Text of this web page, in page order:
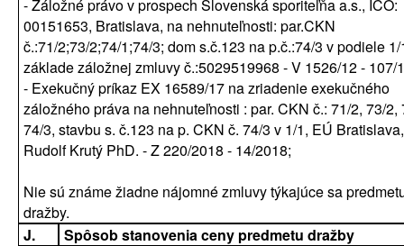
- Záložné právo v prospech Slovenská sporiteľňa a.s., IČO:
00151653, Bratislava, na nehnuteľnosti: par.CKN
č.:71/2;73/2;74/1;74/3; dom s.č.123 na p.č.:74/3 v podiele
základe záložnej zmluvy č.:5029519968 - V 1526/12 - 107/
- Exekučný príkaz EX 16589/17 na zriadenie exekučného
záložného práva na nehnuteľnosti : par. CKN č.: 71/2, 73/2,
74/3, stavbu s. č.123 na p. CKN č. 74/3 v 1/1, EÚ
Rudolf Krutý PhD. - Z 220/2018 - 14/2018;
Nie sú známe žiadne nájomné zmluvy týkajúce sa
dražby.
J.
Spôsob stanovenia ceny predmetu dražby